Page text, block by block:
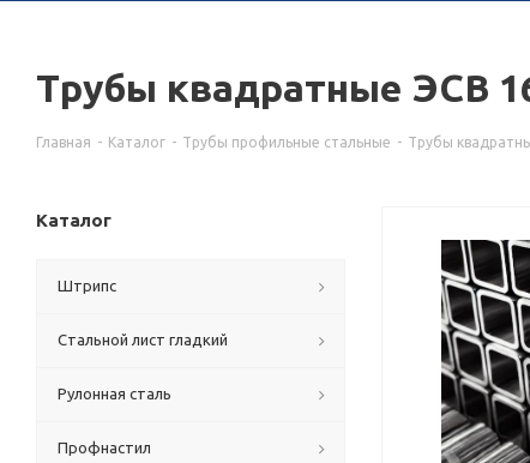
Трубы квадратные ЭСВ
Главная - Каталог - Трубы профильные стальные - Трубы
Каталог
Штрипс
Стальной лист гладкий
Рулонная сталь
Профнастил